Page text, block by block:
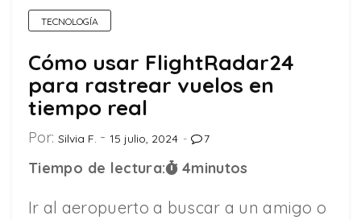
TECNOLOGÍA
Cómo usar FlightRadar24
para rastrear vuelos en
tiempo real
Por: Silvia F. 15 julio, 2024 7
Tiempo de lectura: 4minutos
Ir al aeropuerto a buscar a un amigo o